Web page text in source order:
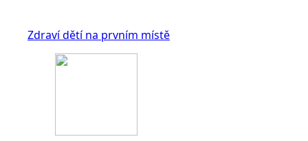
Zdraví dětí na prvním místě